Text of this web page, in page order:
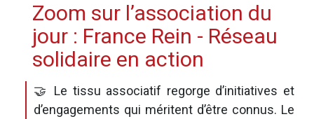
Zoom sur l’association du
jour : France Rein - Réseau
solidaire en action
🤝 Le tissu associatif regorge d’initiatives et
d’engagements qui méritent d’être connus. Le